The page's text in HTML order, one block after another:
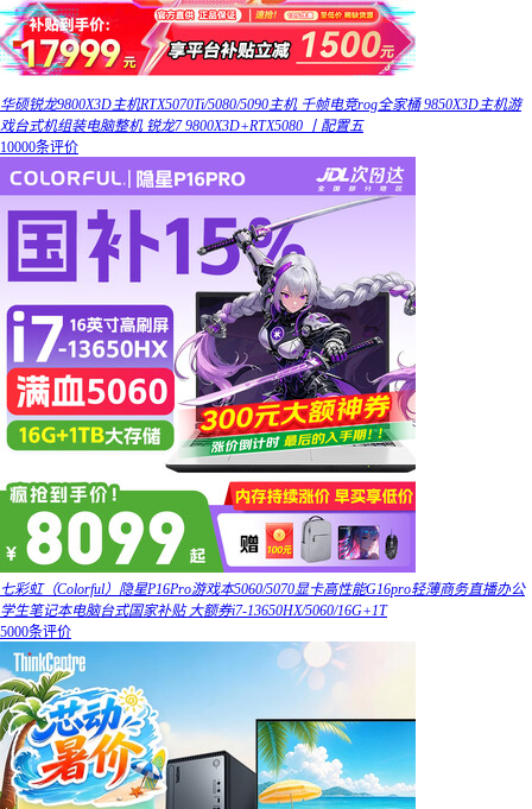
华硕锐龙9800X3D主机RTX5070Ti/5080/5090主机 千帧电竞rog全家桶 9850X3D主机游
戏台式机组装电脑整机 锐龙7 9800X3D+RTX5080 丨配置五
10000条评价
七彩虹（Colorful）隐星P16Pro游戏本5060/5070显卡高性能G16pro轻薄商务直播办公
学生笔记本电脑台式国家补贴 大额券i7-13650HX/5060/16G+1T
5000条评价